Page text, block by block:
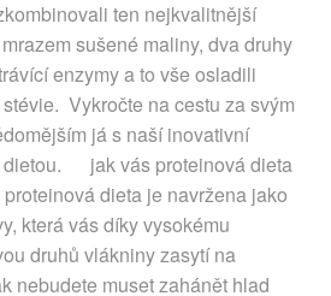
ten nejkvalitnější
sušené maliny, dva druhy
enzymy a to vše osladili
Vykročte na cestu za svým
já s naší inovativní
dietou. jak vás proteinová dieta
dieta je navržena jako
která vás díky vysokému
druhů vlákniny zasytí na
nebudete muset zahánět hlad